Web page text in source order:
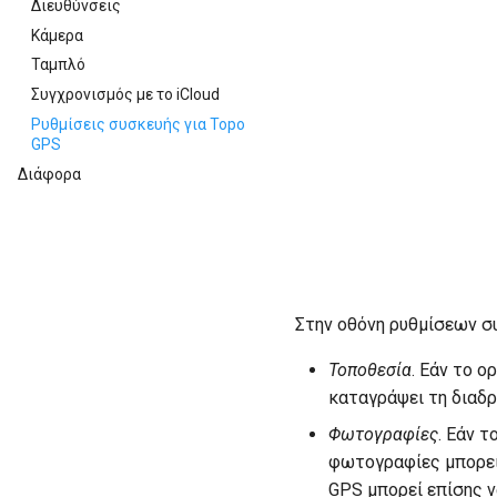
Διευθύνσεις
Κάμερα
Ταμπλό
Συγχρονισμός με το iCloud
Ρυθμίσεις συσκευής για Topo
GPS
Διάφορα
Στην οθόνη ρυθμίσεων
Τοποθεσία. Εάν το
καταγράψει τη
Φωτογραφίες. Εάν
φωτογραφίες
GPS μπορεί επίσης